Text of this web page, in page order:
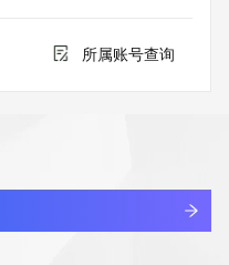
所属账号查询